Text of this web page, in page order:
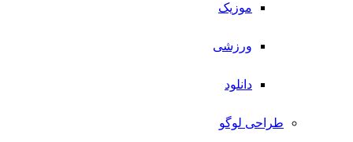
موزیک
ورزشی
دانلود
طراحی لوگو